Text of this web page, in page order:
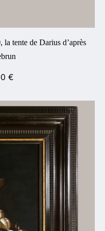
tente de Darius d’après
€